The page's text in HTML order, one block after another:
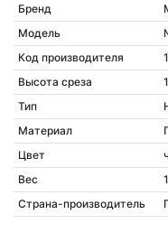
Бренд
Модель
Код производителя
Высота среза
Тип
Материал
Цвет
Вес
Страна-производитель